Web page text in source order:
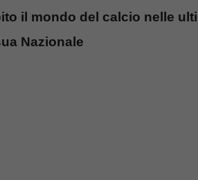
il mondo del calcio nelle
Nazionale